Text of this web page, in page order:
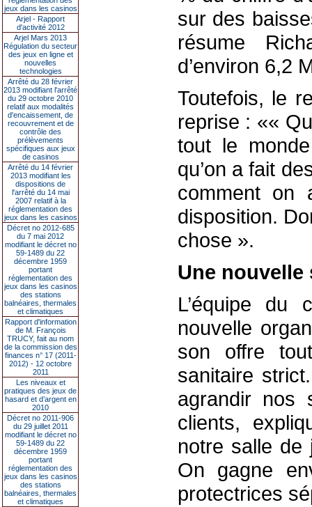
jeux dans les casinos
Arjel - Rapport
d'activité 2012
Arjel Mars 2013
Régulation du secteur
des jeux en ligne et
nouvelles
technologies
Arrêté du 28 février
2013 modifiant l'arrêté
du 29 octobre 2010
relatif aux modalités
d'encaissement, de
recouvrement et de
contrôle des
prélèvements
spécifiques aux jeux
de casinos
Arrêté du 14 février
2013 modifiant les
dispositions de
l'arrêté du 14 mai
2007 relatif à la
réglementation des
jeux dans les casinos
Décret no 2012-685
du 7 mai 2012
modifiant le décret no
59-1489 du 22
décembre 1959
portant
réglementation des
jeux dans les casinos
des stations
balnéaires, thermales
et climatiques
Rapport d'information
de M. François
TRUCY, fait au nom
de la commission des
finances n° 17 (2011-
2012) - 12 octobre
2011
Les niveaux et
pratiques des jeux de
hasard et d’argent en
2010
Décret no 2011-906
du 29 juillet 2011
modifiant le décret no
59-1489 du 22
décembre 1959
portant
réglementation des
jeux dans les casinos
des stations
balnéaires, thermales
et climatiques
sur des
résume
d’environ 6,2
Toutefois, le
reprise : ««
tout le
qu’on a fait
comment on
disposition.
chose ».
Une nouvelle
L’équipe du
nouvelle
son offre
sanitaire
agrandir nos
clients,
notre salle de
On gagne
protectrices